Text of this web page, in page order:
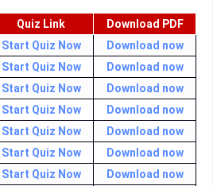
Quiz Link
Download PDF
Start Quiz Now
Download now
Start Quiz Now
Download now
Start Quiz Now
Download now
Start Quiz Now
Download now
Start Quiz Now
Download now
Start Quiz Now
Download now
Start Quiz Now
Download now